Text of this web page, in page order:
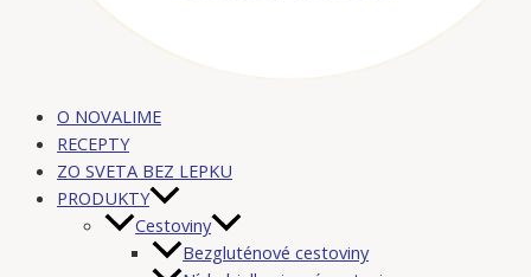
O NOVALIME
RECEPTY
ZO SVETA BEZ LEPKU
PRODUKTY
Cestoviny
Bezgluténové cestoviny